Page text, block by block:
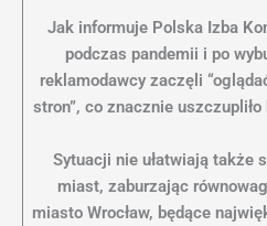
Jak informuje Polska Izba
podczas pandemii i po
reklamodawcy zaczęli
stron”, co znacznie
Sytuacji nie ułatwiają także
miast, zaburzając
miasto Wrocław, będące